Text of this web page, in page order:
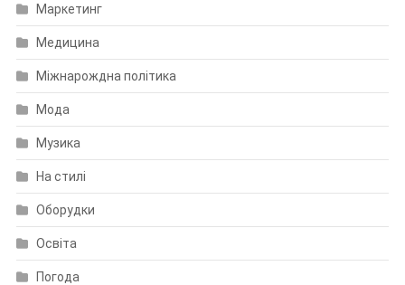
Маркетинг
Медицина
Міжнарождна політика
Мода
Музика
На стилі
Оборудки
Освіта
Погода